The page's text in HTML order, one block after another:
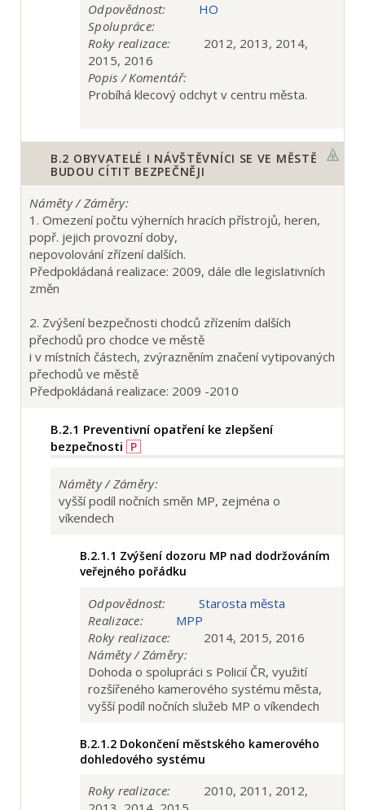
Odpovědnost:
HO
Spolupráce:
Roky realizace:
2012, 2013, 2014,
2015, 2016
Popis / Komentář:
Probíhá klecový odchyt v centru města.
B.2 OBYVATELÉ I NÁVŠTĚVNÍCI SE VE MĚSTĚ
BUDOU CÍTIT BEZPEČNĚJI
Náměty / Záměry:
1. Omezení počtu výherních hracích přístrojů, heren,
popř. jejich provozní doby,
nepovolování zřízení dalších.
Předpokládaná realizace: 2009, dále dle legislativních
změn
2. Zvýšení bezpečnosti chodců zřízením dalších
přechodů pro chodce ve městě
i v místních částech, zvýrazněním značení vytipovaných
přechodů ve městě
Předpokládaná realizace: 2009 -2010
B.2.1 Preventivní opatření ke zlepšení
bezpečnosti P
Náměty / Záměry:
vyšší podíl nočních směn MP, zejména o
víkendech
B.2.1.1 Zvýšení dozoru MP nad dodržováním
veřejného pořádku
Odpovědnost:
Starosta města
Realizace:
MPP
Roky realizace:
2014, 2015, 2016
Náměty / Záměry:
Dohoda o spolupráci s Policií ČR, využití
rozšířeného kamerového systému města,
vyšší podíl nočních služeb MP o víkendech
B.2.1.2 Dokončení městského kamerového
dohledového systému
Roky realizace:
2010, 2011, 2012,